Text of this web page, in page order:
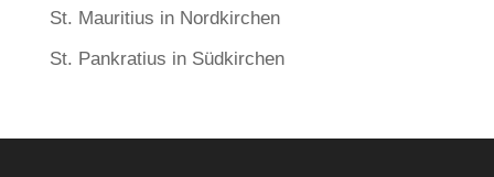
St. Mauritius in Nordkirchen
St. Pankratius in Südkirchen